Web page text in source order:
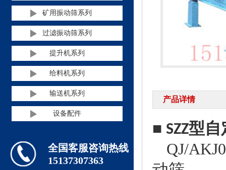
矿用振动筛系列
过滤振动筛系列
提升机系列
给料机系列
输送机系列
设备配件
全国客服咨询热线
15137307363
产品详情
■ SZZ型自
QJ/